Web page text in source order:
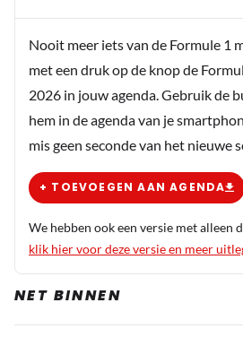
Nooit meer iets van de Formule 1
met een druk op de knop de
2026 in jouw agenda. Gebruik de
hem in de agenda van je
mis geen seconde van het nieuwe
+ TOEVOEGEN AAN AGENDA
We hebben ook een versie met alleen
klik hier voor deze versie en meer
NET BINNEN